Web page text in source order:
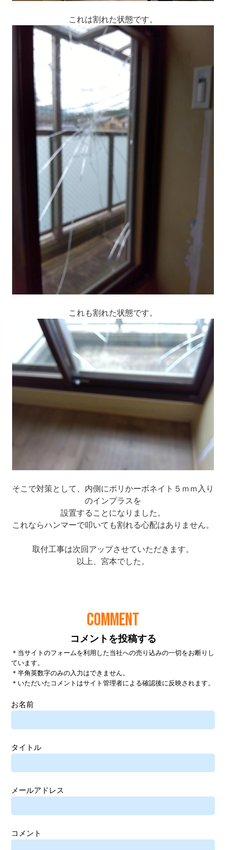
COMMENT
コメントを投稿する
＊当サイトのフォームを利用した当社への売り込みの一切をお断りし
ています。
＊半角英数字のみの入力はできません。
＊いただいたコメントはサイト管理者による確認後に反映されます。
お名前
タイトル
メールアドレス
コメント